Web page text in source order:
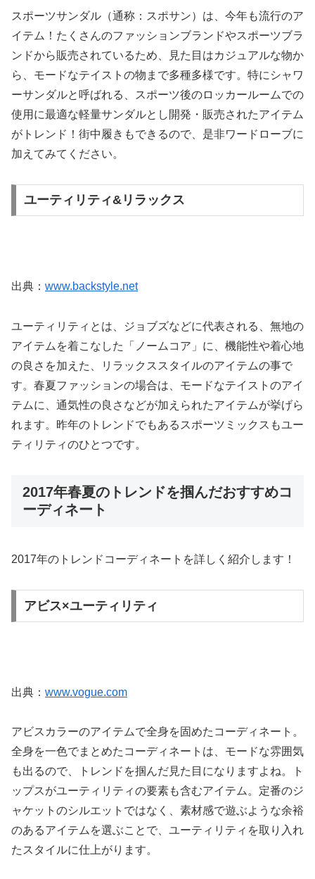
スポーツサンダル（通称：スポサン）は、今年も流行のア
イテム！たくさんのファッションブランドやスポーツブラ
ンドから販売されているため、見た目はカジュアルな物か
ら、モードなテイストの物まで多種多様です。特にシャワ
ーサンダルと呼ばれる、スポーツ後のロッカールームでの
使用に最適な軽量サンダルとし開発・販売されたアイテム
がトレンド！街中履きもできるので、是非ワードローブに
加えてみてください。
ユーティリティ&リラックス
出典： www.backstyle.net
ユーティリティとは、ジョブズなどに代表される、無地の
アイテムを着こなした「ノームコア」に、機能性や着心地
の良さを加えた、リラックススタイルのアイテムの事で
す。春夏ファッションの場合は、モードなテイストのアイ
テムに、通気性の良さなどが加えられたアイテムが挙げら
れます。昨年のトレンドでもあるスポーツミックスもユー
ティリティのひとつです。
2017年春夏のトレンドを掴んだおすすめコ
ーディネート
2017年のトレンドコーディネートを詳しく紹介します！
アビス×ユーティリティ
出典： www.vogue.com
アビスカラーのアイテムで全身を固めたコーディネート。
全身を一色でまとめたコーディネートは、モードな雰囲気
も出るので、トレンドを掴んだ見た目になりますよね。ト
ップスがユーティリティの要素も含むアイテム。定番のジ
ャケットのシルエットではなく、素材感で遊ぶような余裕
のあるアイテムを選ぶことで、ユーティリティを取り入れ
たスタイルに仕上がります。